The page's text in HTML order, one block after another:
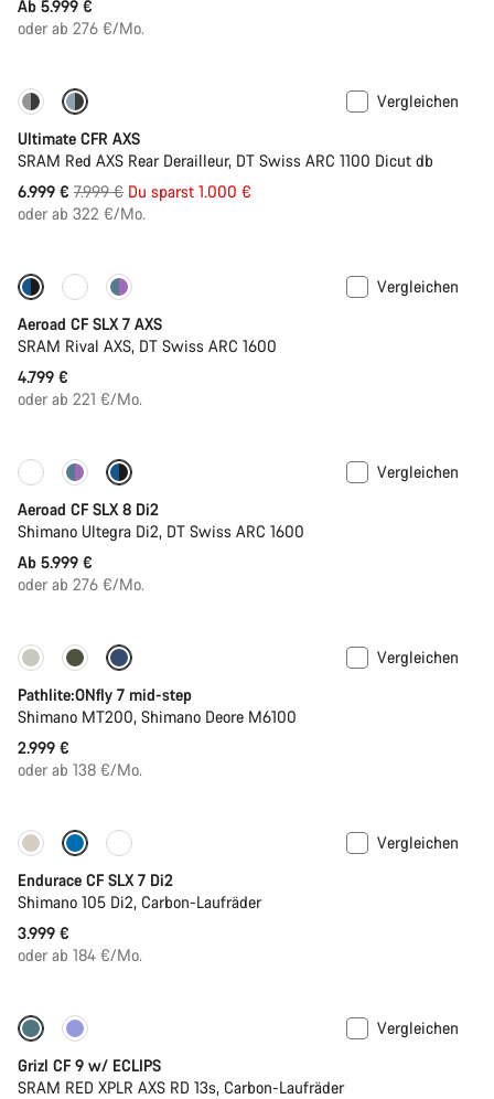
Ab 5.999 €
oder ab 276 €/Mo.
-13%
Vergleichen
Ultimate CFR AXS
SRAM Red AXS Rear Derailleur, DT Swiss ARC 1100 Dicut db
6.999 € Ursprungspreis
7.999 € Du sparst 1.000 €
oder ab 322 €/Mo.
Neue Verfügbarkeiten
Vergleichen
Aeroad CF SLX 7 AXS
SRAM Rival AXS, DT Swiss ARC 1600
4.799 €
oder ab 221 €/Mo.
Anpassen
Vergleichen
Aeroad CF SLX 8 Di2
Shimano Ultegra Di2, DT Swiss ARC 1600
Ab 5.999 €
oder ab 276 €/Mo.
Vergleichen
Pathlite:ONfly 7 mid-step
Shimano MT200, Shimano Deore M6100
2.999 €
oder ab 138 €/Mo.
Nur verfügbar in L | 2XL
Vergleichen
Endurace CF SLX 7 Di2
Shimano 105 Di2, Carbon-Laufräder
3.999 €
oder ab 184 €/Mo.
Neue Verfügbarkeiten
Vergleichen
Grizl CF 9 w/ ECLIPS
SRAM RED XPLR AXS RD 13s, Carbon-Laufräder